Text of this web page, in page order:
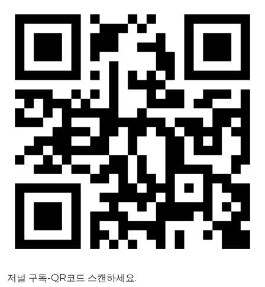
저널 구독-QR코드 스캔하세요.